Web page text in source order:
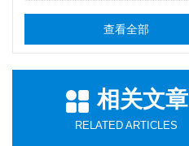
查看全部
相关文章
RELATED ARTICLES